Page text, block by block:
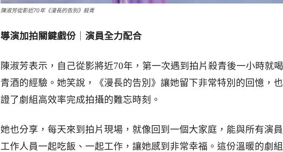
陳淑芳從影近70年《漫長的告別》殺青
導演加拍關鍵戲份 演員全力配合
陳淑芳表示，自己從影將近70年，第一次遇到拍片殺青後一小時就
青酒的經驗。她笑說，《漫長的告別》讓她留下非常特別的回憶，
證了劇組高效率完成拍攝的難忘時刻。
她也分享，每天來到拍片現場，就像回到一個大家庭，能與所有演
工作人員一起吃飯、一起工作，讓她感到非常幸福。這份溫暖的劇